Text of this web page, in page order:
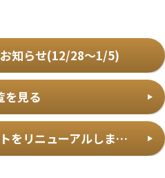
知らせ(12/28～1/5)
を見る
コーポレートWebサイトをリニューアルしました